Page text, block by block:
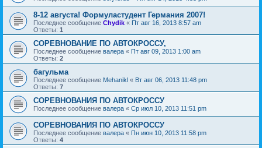
8-12 августа! Формуластудент Германия 2007!
Последнее сообщение Chydik « Пт авг 16, 2013 8:57 am
Ответы: 1
СОРЕВНОВАНИЕ ПО АВТОКРОССУ,
Последнее сообщение валера « Пт авг 09, 2013 1:00 am
Ответы: 2
багульма
Последнее сообщение Mehanikl « Вт авг 06, 2013 11:48 pm
Ответы: 7
СОРЕВНОВАНИЯ ПО АВТОКРОССУ
Последнее сообщение валера « Ср июл 10, 2013 11:51 pm
СОРЕВНОВАНИЯ ПО АВТОКРОССУ
Последнее сообщение валера « Пн июн 10, 2013 11:58 pm
Ответы: 4